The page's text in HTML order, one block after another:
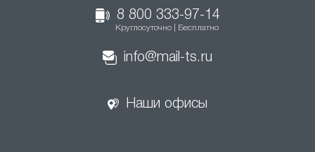
8 800 333-97-14
Круглосуточно | Бесплатно
info@mail-ts.ru
Наши офисы